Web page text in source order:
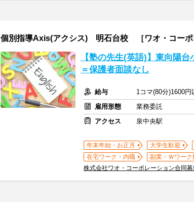
個別指導Axis(アクシス) 明石台校 ［ワオ・コーポ
【塾の先生(英語)】東向陽
＝保護者面談なし
給与
1コマ(80分)1600
雇用形態
業務委託
アクセス
泉中央駅
年末年始・お正月 大学生歓迎
在宅ワーク・内職
副業・Ｗワーク
株式会社ワオ・コーポレーション合同